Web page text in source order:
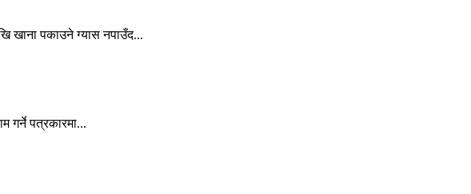
खाना पकाउने ग्यास नपाउँद...
गर्ने पत्रकारमा...